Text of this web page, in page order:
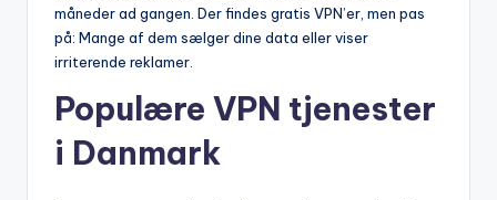
måneder ad gangen. Der findes gratis VPN’er, men pas
på: Mange af dem sælger dine data eller viser
irriterende reklamer.
Populære VPN tjenester
i Danmark